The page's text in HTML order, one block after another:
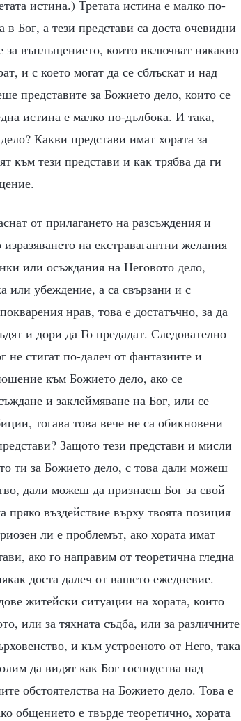
истина.) Третата истина е малко по-
в Бог, а тези представи са доста очевидни
въплъщението, които включват някакво
и с което могат да се сблъскат и над
представите за Божието дело, които се
истина е малко по-дълбока. И така,
Какви представи имат хората за
към тези представи и как трябва да ги
от прилагането на разсъждения и
на екстравагантни желания
или осъждания на Неговото дело,
или убеждение, а са свързани и с
нрав, това е достатъчно, за да
и дори да Го предадат. Следователно
не стигат по-далеч от фантазиите и
към Божието дело, ако се
и заклеймяване на Бог, или се
тогава това вече не са обикновени
Защото тези представи и мисли
ти за Божието дело, с това дали можеш
дали можеш да признаеш Бог за свой
въздействие върху твоята позиция
ли е проблемът, ако хората имат
ако го направим от теоретична гледна
доста далеч от вашето ежедневие.
житейски ситуации на хората, които
или за тяхната съдба, или за различните
и към устроеното от Него, така
да видят как Бог господства над
обстоятелства на Божието дело. Това е
общението е твърде теоретично, хората